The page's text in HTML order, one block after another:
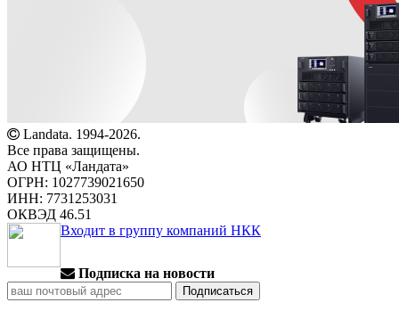
Landata. 1994-2026.
Все права защищены.
АО НТЦ «Ландата»
ОГРН: 1027739021650
ИНН: 7731253031
ОКВЭД 46.51
Входит в группу компаний НКК
Подписка на новости